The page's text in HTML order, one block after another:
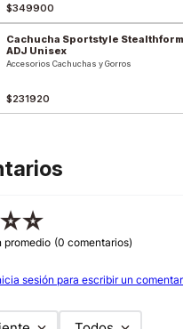
$349900
Cachucha Sportstyle
ADJ Unisex
Accesorios Cachuchas y Gorros
$231920
☆☆
promedio (0 comentarios)
sesión para escribir un